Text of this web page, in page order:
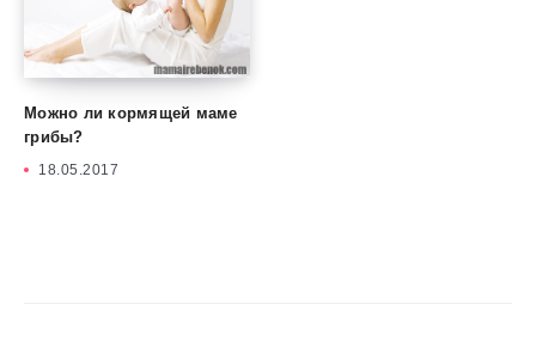
Можно ли кормящей маме
грибы?
18.05.2017